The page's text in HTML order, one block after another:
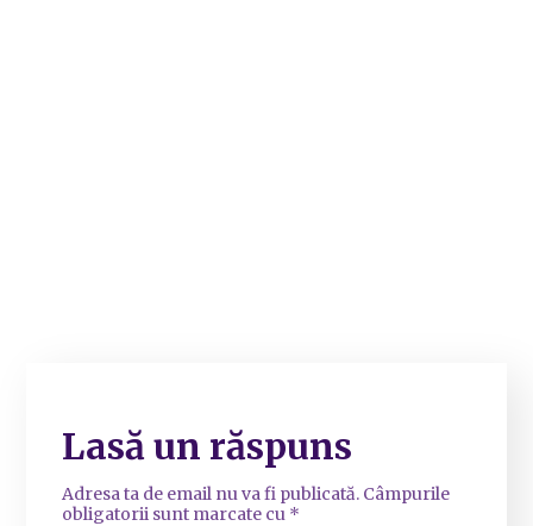
Lasă un răspuns
Adresa ta de email nu va fi publicată. Câmpurile
obligatorii sunt marcate cu *